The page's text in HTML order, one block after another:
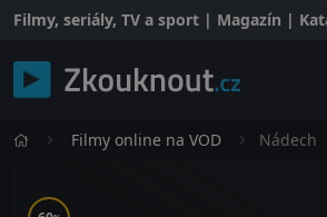
Filmy, seriály, TV a sport | Magazín |
Filmy online na VOD Nádech